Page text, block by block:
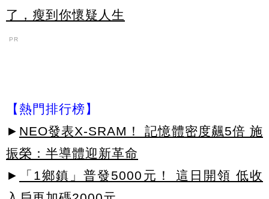
了，瘦到你懷疑人生
PR
【熱門排行榜】
► NEO發表X-SRAM！ 記憶體密度飆5倍 施
振榮：半導體迎新革命
►
「1鄉鎮」普發5000元！ 這日開領 低收